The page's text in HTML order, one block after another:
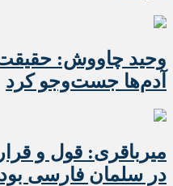
وحید چاووش: حقیقت
آدم‌ها جست‌وجو کرد
میرباقری: قول و
در سلمان فارسی بود